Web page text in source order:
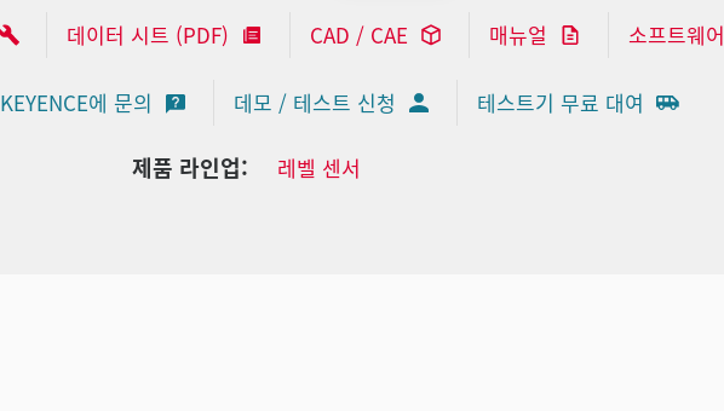
데이터 시트 (PDF) CAD / CAE 매뉴얼 소프트웨어
KEYENCE에 문의 데모 / 테스트 신청 테스트기 무료 대여
제품 라인업: 레벨 센서